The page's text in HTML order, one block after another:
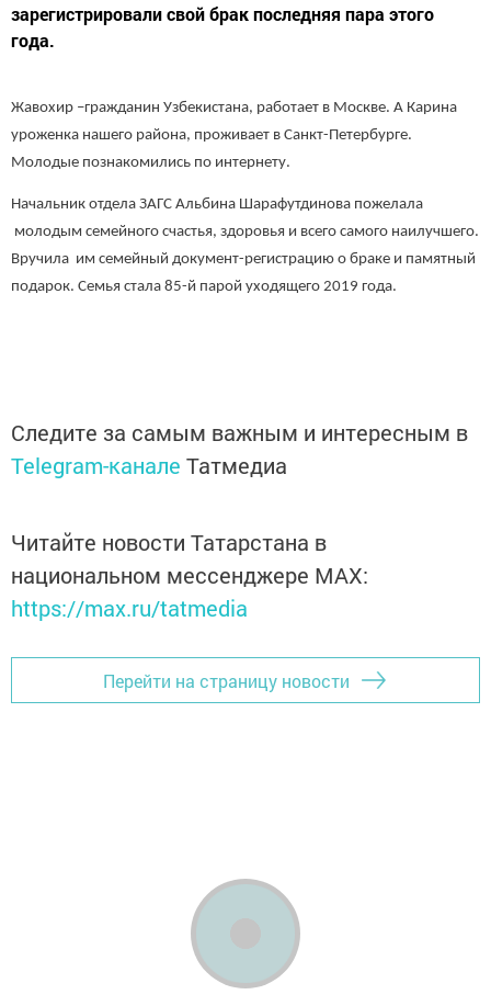
зарегистрировали свой брак последняя пара этого
года.
Жавохир –гражданин Узбекистана, работает в Москве. А Карина
уроженка нашего района, проживает в Санкт-Петербурге.
Молодые познакомились по интернету.
Начальник отдела ЗАГС Альбина Шарафутдинова пожелала
молодым семейного счастья, здоровья и всего самого наилучшего.
Вручила им семейный документ-регистрацию о браке и памятный
подарок. Семья стала 85-й парой уходящего 2019 года.
Следите за самым важным и интересным в
Telegram-канале Татмедиа
Читайте новости Татарстана в
национальном мессенджере MАХ:
https://max.ru/tatmedia
Перейти на страницу новости